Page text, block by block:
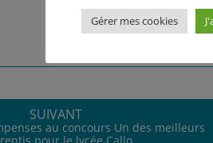
SUIVANT
au concours Un des meilleurs
Gérer mes cookies